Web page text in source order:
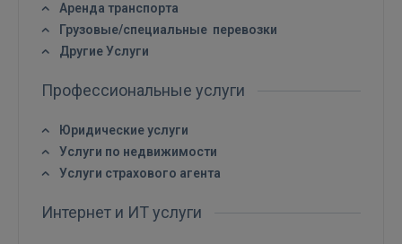
Войти
Забыли пароль?
Аренда транспорта
Грузовые/специальные перевозки
Другие Услуги
Профессиональные услуги
Юридические услуги
Услуги по недвижимости
Услуги страхового агента
Интернет и ИТ услуги